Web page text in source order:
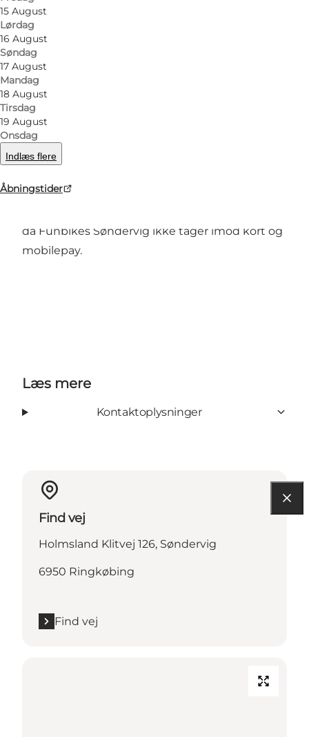
15 August
Lørdag
16 August
Søndag
17 August
Mandag
18 August
Tirsdag
19 August
Onsdag
Indlæs flere
Åbningstider
Funbikes Søndervig er sjov for hele familien. På
den spændende bane kan du suse rundt på de
nye funbikes, der minder om crossere eller ATV-
køretøjer. Der er flere forskellige funbikes i
Holmsland Klitvej i Søndervig, i nærheden af
da Funbikes Søndervig ikke tager imod kort og
mobilepay.
Læs mere
Kontaktoplysninger
Find vej
Holmsland Klitvej 126, Søndervig
6950 Ringkøbing
Find vej